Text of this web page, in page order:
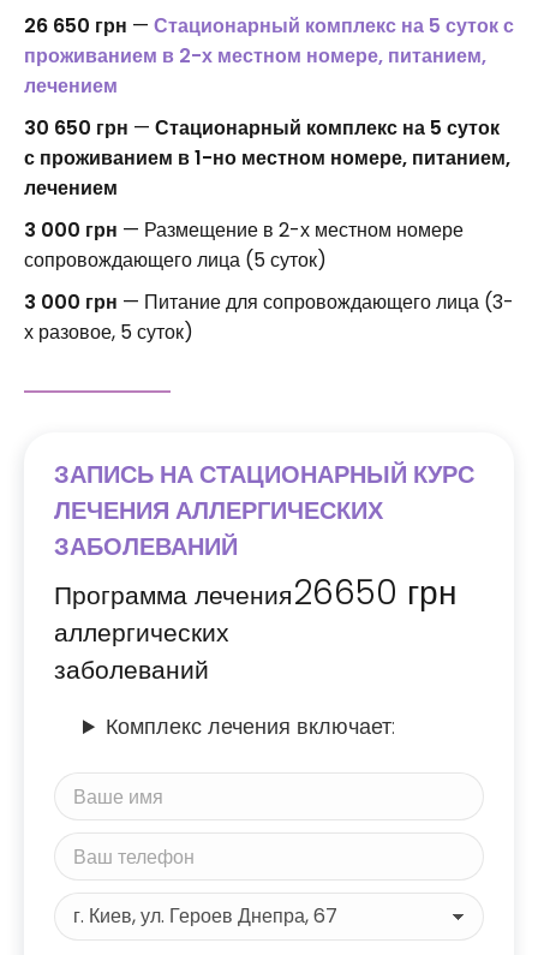
26 650 грн — Стационарный комплекс на 5 суток с
проживанием в 2-х местном номере, питанием,
лечением
30 650 грн — Стационарный комплекс на 5 суток
с проживанием в 1-но местном номере, питанием,
лечением
3 000 грн — Размещение в 2-х местном номере
сопровождающего лица (5 суток)
3 000 грн — Питание для сопровождающего лица (3-
х разовое, 5 суток)
ЗАПИСЬ НА СТАЦИОНАРНЫЙ КУРС
ЛЕЧЕНИЯ АЛЛЕРГИЧЕСКИХ
ЗАБОЛЕВАНИЙ
Программа лечения
аллергических
заболеваний
26650 грн
Комплекс лечения включает: